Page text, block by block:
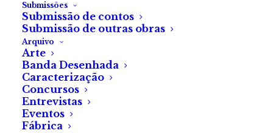
Submissões
Submissão de contos
Submissão de outras obras
Arquivo
Arte
Banda Desenhada
Caracterização
Concursos
Entrevistas
Eventos
Fábrica
Boca Avessa
de Carolina Fidalgo
Ele escrevia como se roubasse jóias. Cada vírgula, um